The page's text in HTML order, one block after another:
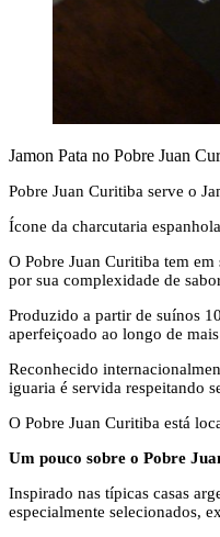
Jamon Pata no Pobre Juan
Pobre Juan Curitiba serve o
Ícone da charcutaria
O Pobre Juan Curitiba tem
por sua complexidade de
Produzido a partir de suínos
aperfeiçoado ao longo de
Reconhecido
iguaria é servida respeitando
O Pobre Juan Curitiba está
Um pouco sobre o Pobre
Inspirado nas típicas casas
especialmente selecionados,